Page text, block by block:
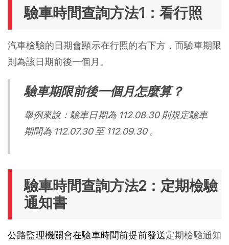
驗車時間查詢方法1：看行照
汽車檢驗的日期會顯示在行照的右下方，而驗車期限
則為該日期前後一個月。
驗車期限前後一個月怎麼算？
舉例來說：驗車日期為 112.08.30 則規定驗車
期間為 112.07.30 至 112.09.30 。
驗車時間查詢方法2：定期檢驗
通知書
公路監理機關會在驗車時間前提前發送定期檢驗通知